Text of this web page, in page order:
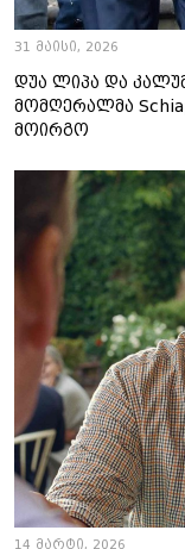
31 მაისი, 2026
დუა ლიპა და
მომღერალმა
მოირგო
14 მარტი, 2026